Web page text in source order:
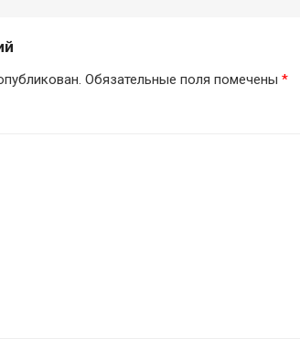
Обязательные поля помечены *